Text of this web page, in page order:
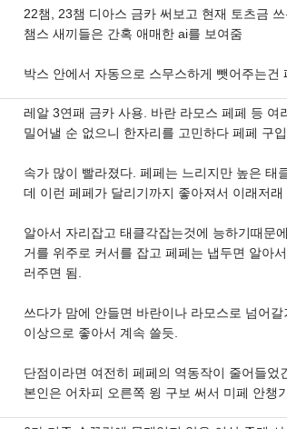
22챔, 23챔 디아스 금카 써보고 현재 토츠금 쓰
챔스 새끼들은 간혹 애매한 ai를 보여줌
박스 안에서 자동으로 스무스하게 뺏어주는건
레알 3연패 금카 사용. 바란 라모스 페페 등
밀어낼 순 없으니 한자리를 고민하다 페페 구입.
속가 많이 빨라졌다. 페페는 느리지만 높은 태
데 이런 페페가 달리기까지 좋아져서 이래저래
알아서 자리잡고 태클각잡는것에 능하기때문
거를 위주로 커서를 잡고 페페는 냅두면 알아
러주면 됨.
쓰다가 맘에 안들면 바란이나 라모스로 넘어
이상으로 좋아서 계속 쓸듯.
단점이라면 여전히 페페의 역동작이 줄어들었
본인은 어차피 오른쪽 윙 구보 써서 미페 안챙